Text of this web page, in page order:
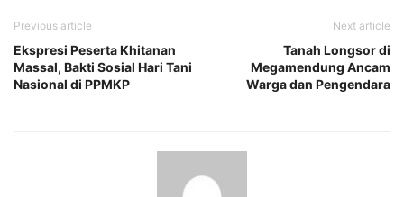
Previous article
Ekspresi Peserta Khitanan
Massal, Bakti Sosial Hari Tani
Nasional di PPMKP
Next article
Tanah Longsor di
Megamendung Ancam
Warga dan Pengendara